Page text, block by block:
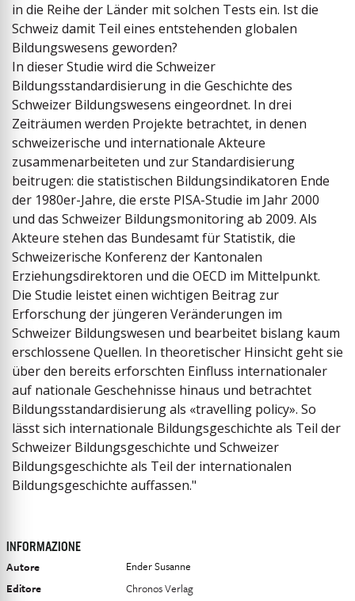
in die Reihe der Länder mit solchen Tests ein. Ist die
Schweiz damit Teil eines entstehenden globalen
Bildungswesens geworden?
In dieser Studie wird die Schweizer
Bildungsstandardisierung in die Geschichte des
Schweizer Bildungswesens eingeordnet. In drei
Zeiträumen werden Projekte betrachtet, in denen
schweizerische und internationale Akteure
zusammenarbeiteten und zur Standardisierung
beitrugen: die statistischen Bildungs­indikatoren Ende
der 1980er-Jahre, die erste PISA-Studie im Jahr 2000
und das Schweizer Bildungsmonitoring ab 2009. Als
Akteure stehen das Bundesamt für Statistik, die
Schweizerische Konferenz der Kantonalen
Erziehungsdirektoren und die OECD im Mittelpunkt.
Die Studie leistet einen wichtigen Beitrag zur
Erforschung der jüngeren Veränderungen im
Schweizer Bildungswesen und bearbeitet bislang kaum
erschlossene Quellen. In theoretischer Hinsicht geht sie
über den bereits erforschten Einfluss internationaler
auf nationale Geschehnisse hinaus und betrachtet
Bildungsstandardisierung als «travelling ­policy». So
lässt sich internationale Bildungsgeschichte als Teil der
Schweizer ­Bildungsgeschichte und Schweizer
Bildungsgeschichte als Teil der internationalen
Bildungsgeschichte auffassen."
INFORMAZIONE
Autore
Ender Susanne
Editore
Chronos Verlag